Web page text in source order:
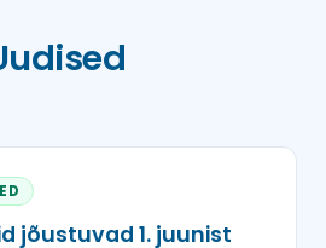
jõustuvad 1. juunist